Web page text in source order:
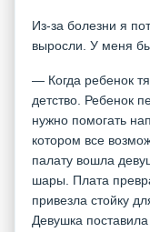
Из-за болезни я
выросли. У меня
— Когда ребенок
детство. Ребенок
нужно помогать
котором все
палату вошла
шары. Плата
привезла стойку
Девушка